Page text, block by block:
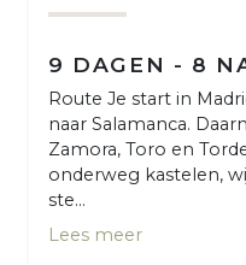
9 DAGEN - 8
Route Je start in
naar Salamanca.
Zamora, Toro en
onderweg kastelen,
ste...
Lees meer